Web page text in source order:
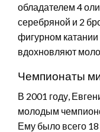
обладателем 4
серебряной и 2
фигурном
вдохновляют
Чемпионаты
В 2001 году,
молодым
Ему было всего